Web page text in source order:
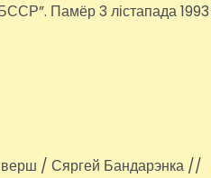
Памёр 3 лістапада 1993
верш / Сяргей Бандарэнка //